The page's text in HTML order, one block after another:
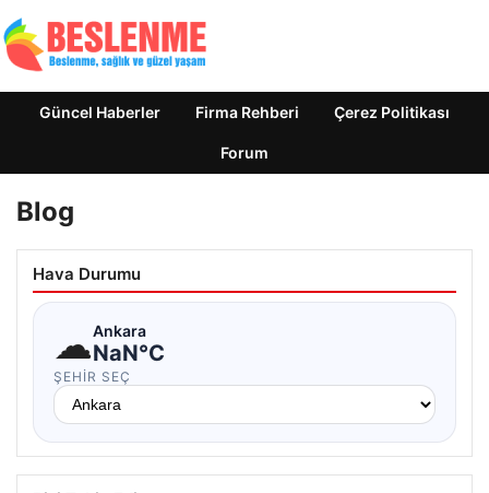
Güncel Haberler Firma Rehberi Çerez Politikası
Forum
Blog
Hava Durumu
☁Ankara
NaN°C
ŞEHIR SEÇ